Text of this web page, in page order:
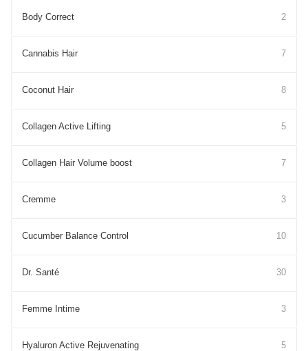
Body Correct 2
Cannabis Hair 7
Coconut Hair 8
Collagen Active Lifting 5
Collagen Hair Volume boost 7
Cremme 3
Cucumber Balance Control 10
Dr. Santé 30
Femme Intime 3
Hyaluron Active Rejuvenating 5